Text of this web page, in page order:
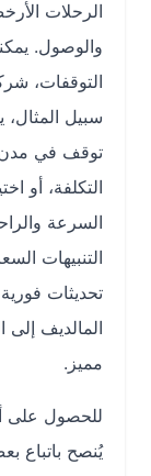
الرحلات الأرخص أو
والوصول. يمكنك
التوقفات، شركات
سبيل المثال،
توقف في مدن مثل
التكلفة، أو
السرعة والراحة.
التنبيهات
تحديثات فورية
المالديف إلى
للحصول على
يُنصح باتباع بعض